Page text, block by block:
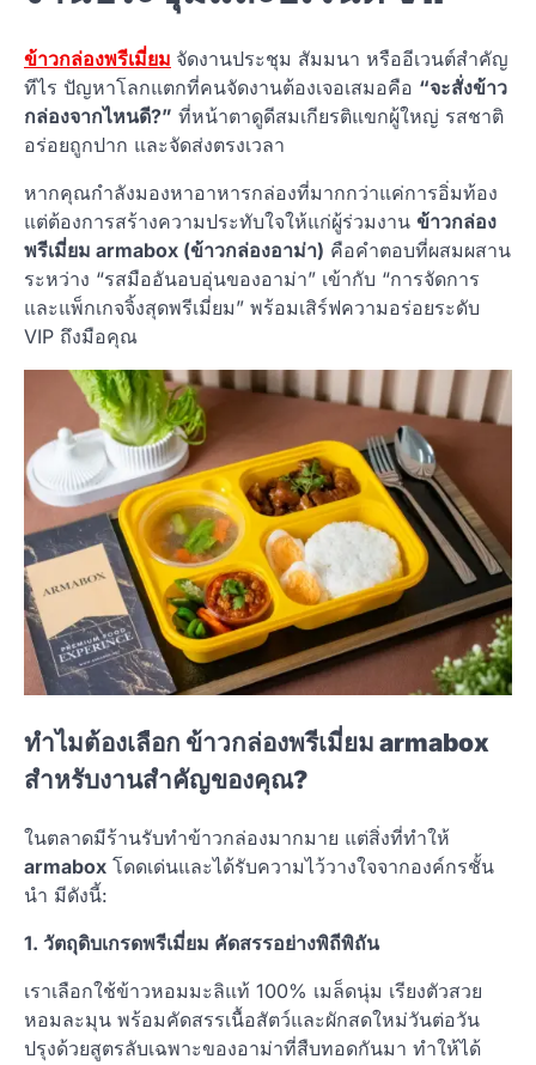
ข้าวกล่องพรีเมี่ยม จัดงานประชุม สัมมนา หรืออีเวนต์สำคัญ
ทีไร ปัญหาโลกแตกที่คนจัดงานต้องเจอเสมอคือ “จะสั่งข้าว
กล่องจากไหนดี?” ที่หน้าตาดูดีสมเกียรติแขกผู้ใหญ่ รสชาติ
อร่อยถูกปาก และจัดส่งตรงเวลา
หากคุณกำลังมองหาอาหารกล่องที่มากกว่าแค่การอิ่มท้อง
แต่ต้องการสร้างความประทับใจให้แก่ผู้ร่วมงาน ข้าวกล่อง
พรีเมี่ยม armabox (ข้าวกล่องอาม่า) คือคำตอบที่ผสมผสาน
ระหว่าง “รสมืออันอบอุ่นของอาม่า” เข้ากับ “การจัดการ
และแพ็กเกจจิ้งสุดพรีเมี่ยม” พร้อมเสิร์ฟความอร่อยระดับ
VIP ถึงมือคุณ
ทำไมต้องเลือก ข้าวกล่องพรีเมี่ยม armabox
สำหรับงานสำคัญของคุณ?
ในตลาดมีร้านรับทำข้าวกล่องมากมาย แต่สิ่งที่ทำให้
armabox โดดเด่นและได้รับความไว้วางใจจากองค์กรชั้น
นำ มีดังนี้:
1. วัตถุดิบเกรดพรีเมี่ยม คัดสรรอย่างพิถีพิถัน
เราเลือกใช้ข้าวหอมมะลิแท้ 100% เมล็ดนุ่ม เรียงตัวสวย
หอมละมุน พร้อมคัดสรรเนื้อสัตว์และผักสดใหม่วันต่อวัน
ปรุงด้วยสูตรลับเฉพาะของอาม่าที่สืบทอดกันมา ทำให้ได้